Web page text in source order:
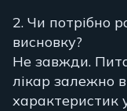
2. Чи потрібно
висновку?
Не завжди.
лікар залежно
характеристик